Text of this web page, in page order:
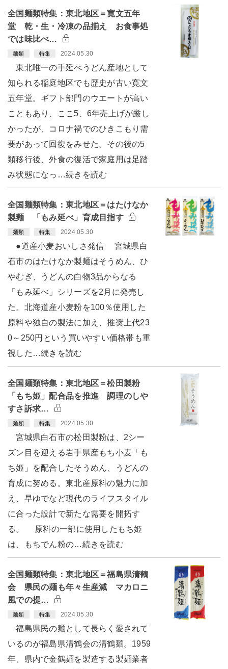
全国麺類特集：東北地区＝寛文五年
堂 乾・生・冷凍の品揃え お食事処
では味比べ…
麺類 特集 2024.05.30
東北唯一の手延べうどん産地として
知られる稲庭地区でも歴史が古い寛文
五年堂。ギフト部門のウエートが高い
こともあり、ここ5、6年売上げが厳し
かったが、コロナ禍でのひきこもり需
要があって回復をみせた。その後の5
類移行後、外食の復活で家庭用は足踏
み状態になっ…続きを読む
全国麺類特集：東北地区＝はたけなか
製麺 「もみ延べ」育成目指す
麺類 特集 2024.05.30
●道産小麦おいしさ発信 宮城県白
石市のはたけなか製麺はそうめん、ひ
やむぎ、うどんの白物3品からなる
「もみ延べ」シリーズを2月に発売し
た。北海道産小麦粉を100％使用した
原料や独自の製法に加え、推奨上代23
0～250円という買いやすい価格帯も重
視した…続きを読む
全国麺類特集：東北地区＝松田製粉
「もち姫」配合品を推進 調理のしや
すさ訴求…
麺類 特集 2024.05.30
宮城県白石市の松田製粉は、2シー
ズン目を迎える岩手県産もち小麦「も
ち姫」を配合したそうめん、うどんの
育成に努める。東北産原料の魅力に加
え、早ゆでなど現代のライフスタイル
に合った設計で新たな需要を開拓す
る。 原料の一部に使用したもち姫
は、もちでん粉の…続きを読む
全国麺類特集：東北地区＝福島県清鶴
会 県民の麺も年々生産減 マカロニ
風での提…
麺類 特集 2024.05.30
福島県民の麺として長らく愛されて
いるのが福島県清鶴会の清鶴麺。1959
年、県内で金鶴麺を製造する製麺業者